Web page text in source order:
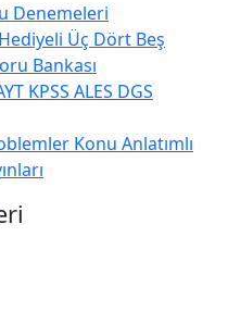
Denemeleri
Üç Dört Beş
Bankası
KPSS ALES DGS
Konu Anlatımlı